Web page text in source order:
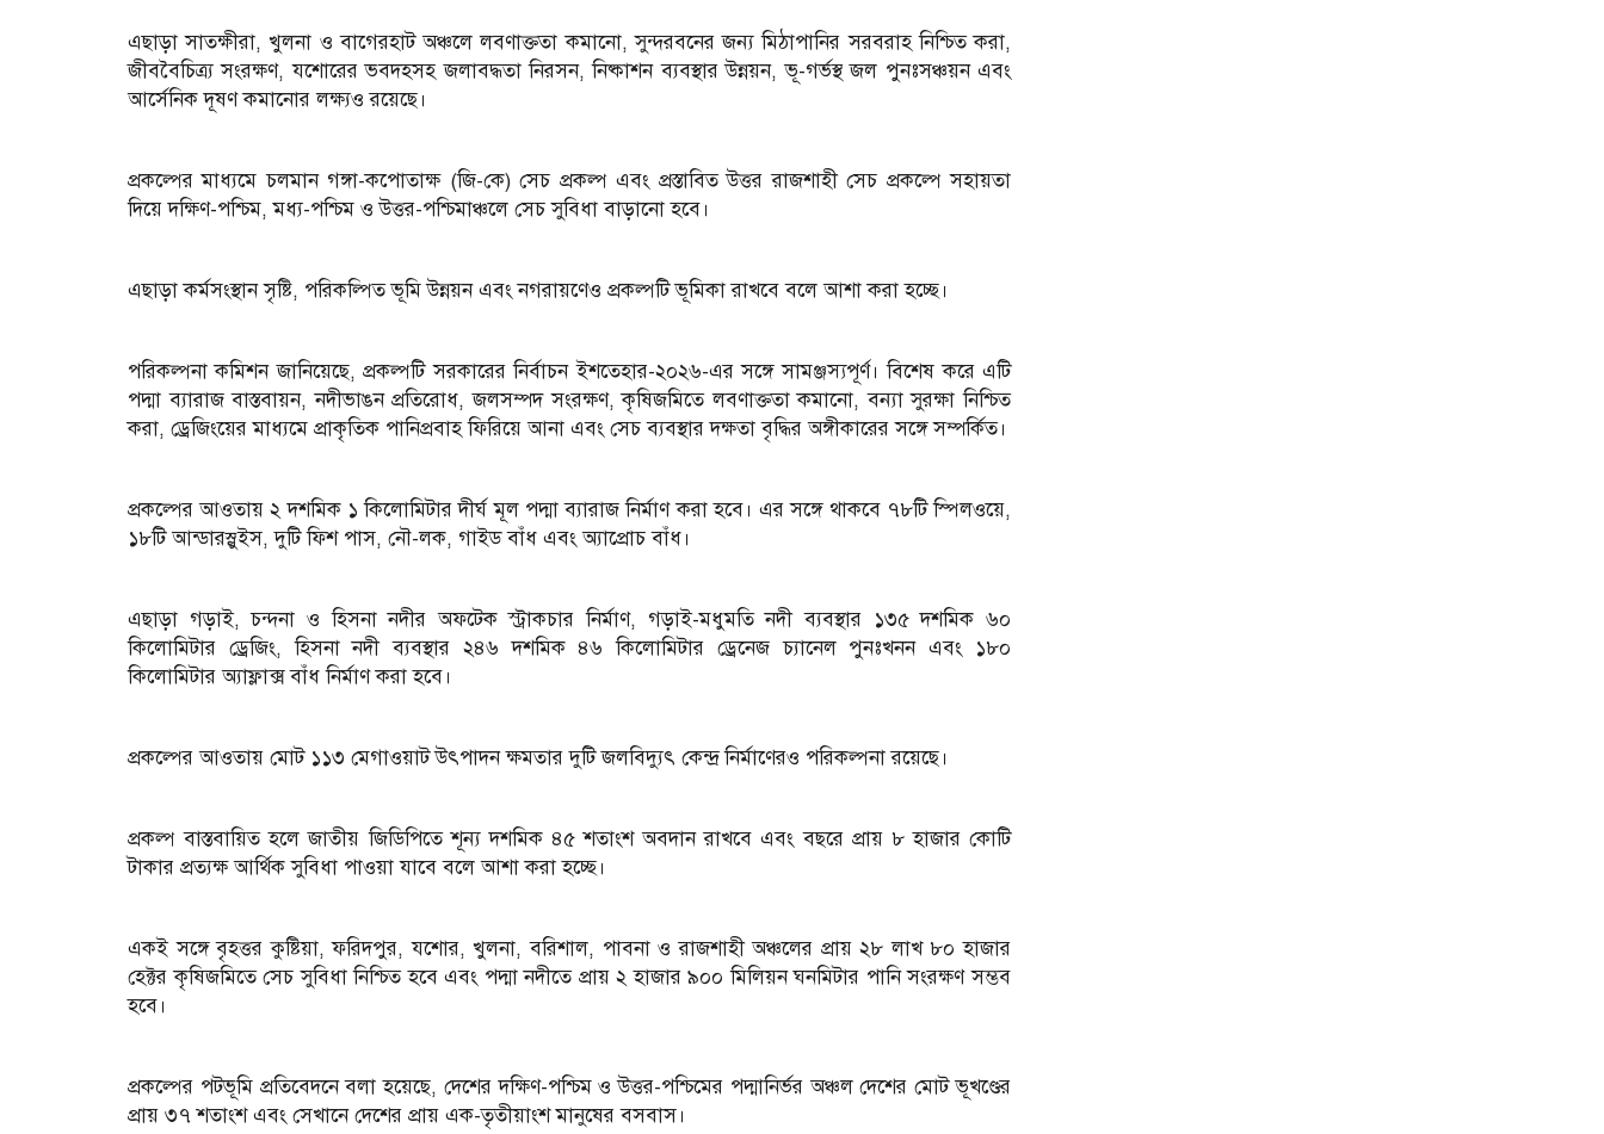
এছাড়া সাতক্ষীরা, খুলনা ও বাগেরহাট অঞ্চলে লবণাক্ততা কমানো, সুন্দরবনের জন্য মিঠাপানির সরবরাহ নিশ্চিত করা,
জীববৈচিত্র্য সংরক্ষণ, যশোরের ভবদহসহ জলাবদ্ধতা নিরসন, নিষ্কাশন ব্যবস্থার উন্নয়ন, ভূ-গর্ভস্থ জল পুনঃসঞ্চয়ন এবং
আর্সেনিক দূষণ কমানোর লক্ষ্যও রয়েছে।
প্রকল্পের মাধ্যমে চলমান গঙ্গা-কপোতাক্ষ (জি-কে) সেচ প্রকল্প এবং প্রস্তাবিত উত্তর রাজশাহী সেচ প্রকল্পে সহায়তা
দিয়ে দক্ষিণ-পশ্চিম, মধ্য-পশ্চিম ও উত্তর-পশ্চিমাঞ্চলে সেচ সুবিধা বাড়ানো হবে।
এছাড়া কর্মসংস্থান সৃষ্টি, পরিকল্পিত ভূমি উন্নয়ন এবং নগরায়ণেও প্রকল্পটি ভূমিকা রাখবে বলে আশা করা হচ্ছে।
পরিকল্পনা কমিশন জানিয়েছে, প্রকল্পটি সরকারের নির্বাচন ইশতেহার-২০২৬-এর সঙ্গে সামঞ্জস্যপূর্ণ। বিশেষ করে এটি
পদ্মা ব্যারাজ বাস্তবায়ন, নদীভাঙন প্রতিরোধ, জলসম্পদ সংরক্ষণ, কৃষিজমিতে লবণাক্ততা কমানো, বন্যা সুরক্ষা নিশ্চিত
করা, ড্রেজিংয়ের মাধ্যমে প্রাকৃতিক পানিপ্রবাহ ফিরিয়ে আনা এবং সেচ ব্যবস্থার দক্ষতা বৃদ্ধির অঙ্গীকারের সঙ্গে সম্পর্কিত।
প্রকল্পের আওতায় ২ দশমিক ১ কিলোমিটার দীর্ঘ মূল পদ্মা ব্যারাজ নির্মাণ করা হবে। এর সঙ্গে থাকবে ৭৮টি স্পিলওয়ে,
১৮টি আন্ডারস্লুইস, দুটি ফিশ পাস, নৌ-লক, গাইড বাঁধ এবং অ্যাপ্রোচ বাঁধ।
এছাড়া গড়াই, চন্দনা ও হিসনা নদীর অফটেক স্ট্রাকচার নির্মাণ, গড়াই-মধুমতি নদী ব্যবস্থার ১৩৫ দশমিক ৬০
কিলোমিটার ড্রেজিং, হিসনা নদী ব্যবস্থার ২৪৬ দশমিক ৪৬ কিলোমিটার ড্রেনেজ চ্যানেল পুনঃখনন এবং ১৮০
কিলোমিটার অ্যাফ্লাক্স বাঁধ নির্মাণ করা হবে।
প্রকল্পের আওতায় মোট ১১৩ মেগাওয়াট উৎপাদন ক্ষমতার দুটি জলবিদ্যুৎ কেন্দ্র নির্মাণেরও পরিকল্পনা রয়েছে।
প্রকল্প বাস্তবায়িত হলে জাতীয় জিডিপিতে শূন্য দশমিক ৪৫ শতাংশ অবদান রাখবে এবং বছরে প্রায় ৮ হাজার কোটি
টাকার প্রত্যক্ষ আর্থিক সুবিধা পাওয়া যাবে বলে আশা করা হচ্ছে।
একই সঙ্গে বৃহত্তর কুষ্টিয়া, ফরিদপুর, যশোর, খুলনা, বরিশাল, পাবনা ও রাজশাহী অঞ্চলের প্রায় ২৮ লাখ ৮০ হাজার
হেক্টর কৃষিজমিতে সেচ সুবিধা নিশ্চিত হবে এবং পদ্মা নদীতে প্রায় ২ হাজার ৯০০ মিলিয়ন ঘনমিটার পানি সংরক্ষণ সম্ভব
হবে।
প্রকল্পের পটভূমি প্রতিবেদনে বলা হয়েছে, দেশের দক্ষিণ-পশ্চিম ও উত্তর-পশ্চিমের পদ্মানির্ভর অঞ্চল দেশের মোট ভূখণ্ডের
প্রায় ৩৭ শতাংশ এবং সেখানে দেশের প্রায় এক-তৃতীয়াংশ মানুষের বসবাস।